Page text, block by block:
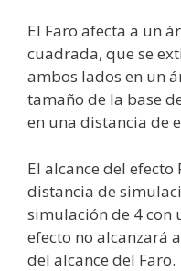
El Faro afecta a un
cuadrada, que se
ambos lados en un
tamaño de la base
en una distancia de
El alcance del
distancia de
simulación de 4 con
efecto no alcanzará
del alcance del Faro.